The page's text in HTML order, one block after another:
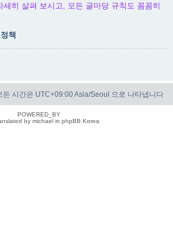
세히 살펴 보시고, 모든 글마당 규칙도 꼼꼼히
책
든 시간은 UTC+09:00 Asia/Seoul 으로 나타냅니다
POWERED_BY
by michael in phpBB Korea